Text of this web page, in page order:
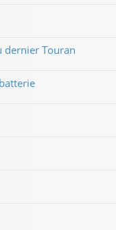
dernier Touran